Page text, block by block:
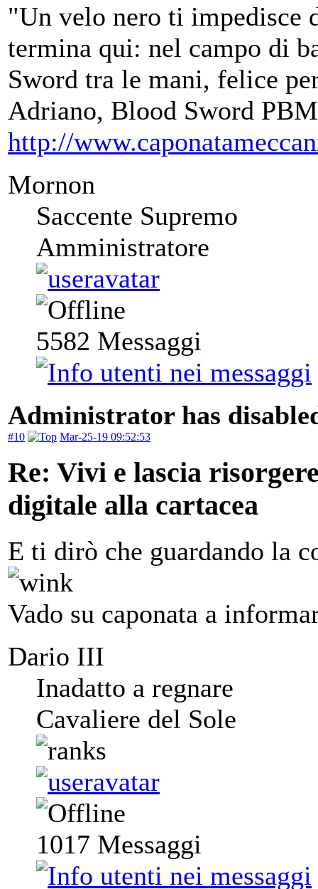
"Un velo nero ti impedisce
termina qui: nel campo di
Sword tra le mani, felice
Adriano, Blood Sword PBM
http://
Mornon
Saccente Supremo
Amministratore
5582 Messaggi
Administrator has
#10 Mar-25-19 09:52:53
Re: Vivi e lascia
digitale alla cartacea
E ti dirò che guardando la
Vado su caponata a
Dario III
Inadatto a regnare
Cavaliere del Sole
1017 Messaggi